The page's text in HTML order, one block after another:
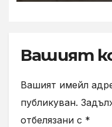
Вашият
Вашият имейл
публикуван.
отбелязани с *